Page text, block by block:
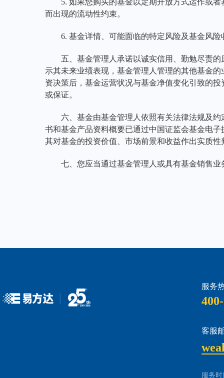
服务
客服
服务时